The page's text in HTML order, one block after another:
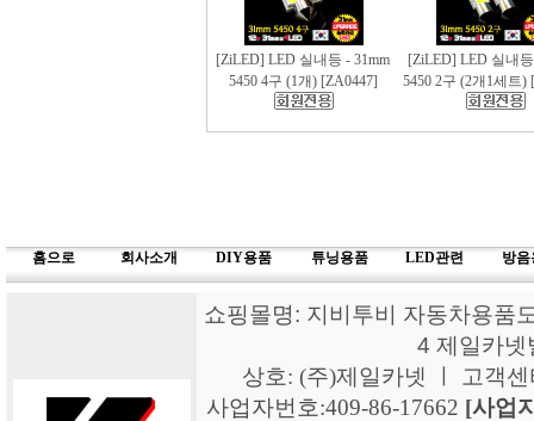
[ZiLED] LED 실내등 - 31mm
5450 4구 (1개) [ZA0447]
[ZiLED] LED 실내
5450 2구 (2개1세트)
홈으로 회사소개 DIY용품 튜닝용품 LED관련 방음
쇼핑몰명: 지비투비 자동차용품
4 제일카
상호: (주)제일카넷 ㅣ 고객
사업자번호:409-86-17662 [사업